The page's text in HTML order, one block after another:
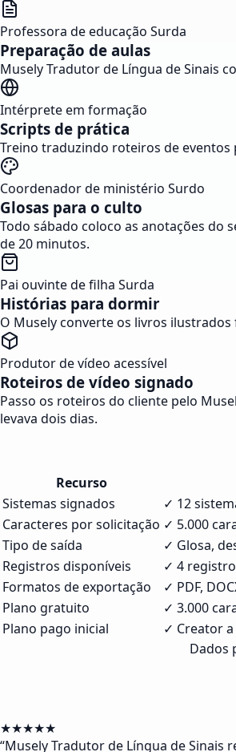
Professora de educação Surda
Preparação de aulas
Musely Tradutor de Língua de Sinais
Intérprete em formação
Scripts de prática
Treino traduzindo roteiros de
Coordenador de ministério Surdo
Glosas para o culto
Todo sábado coloco as anotações do
de 20 minutos.
Pai ouvinte de filha Surda
Histórias para dormir
O Musely converte os livros
Produtor de vídeo acessível
Roteiros de vídeo signado
Passo os roteiros do cliente pelo
levava dois dias.
Recurso
Sistemas signados
✓ 12
Caracteres por solicitação ✓ 5.000
Tipo de saída
✓ Glosa,
Registros disponíveis
✓ 4
Formatos de exportação
✓ PDF,
Plano gratuito
✓ 3.000
Plano pago inicial
✓ Creator
Dados
★★★★★
“Musely Tradutor de Língua de Sinais